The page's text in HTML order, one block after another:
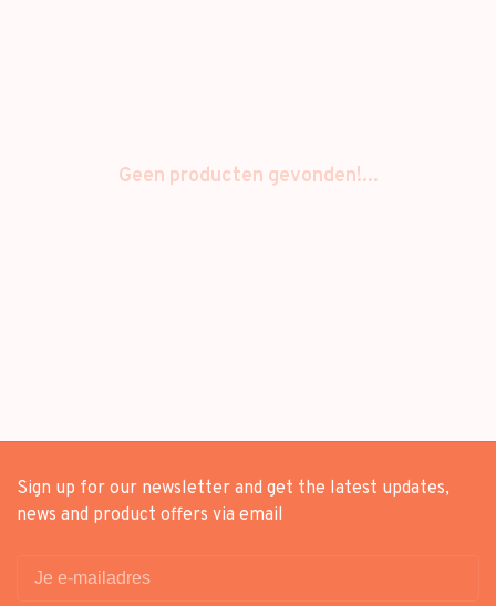
Geen producten gevonden!...
Sign up for our newsletter and get the latest updates,
news and product offers via email